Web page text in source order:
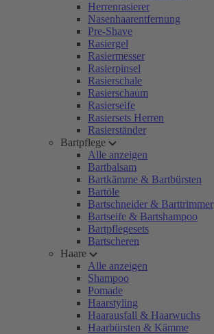
Herrenrasierer
Nasenhaarentfernung
Pre-Shave
Rasiergel
Rasiermesser
Rasierpinsel
Rasierschale
Rasierschaum
Rasierseife
Rasiersets Herren
Rasierständer
Bartpflege
Alle anzeigen
Bartbalsam
Bartkämme & Bartbürsten
Bartöle
Bartschneider & Barttrimmer
Bartseife & Bartshampoo
Bartpflegesets
Bartscheren
Haare
Alle anzeigen
Shampoo
Pomade
Haarstyling
Haarausfall & Haarwuchs
Haarbürsten & Kämme